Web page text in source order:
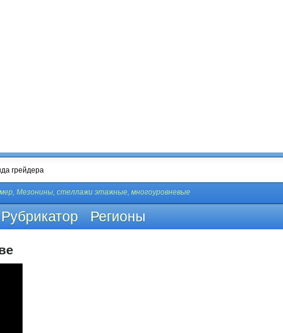
Мезонины, стеллажи этажные, многоуровневые
Рубрикатор Регионы